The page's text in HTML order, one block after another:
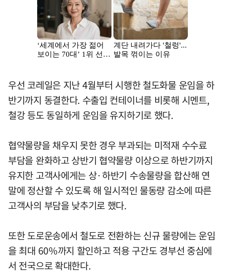
우선 코레일은 지난 4월부터 시행한 철도화물 운임을 하
반기까지 동결한다. 수출입 컨테이너를 비롯해 시멘트,
철강 등도 동일하게 운임을 유지하기로 했다.
협약물량을 채우지 못한 경우 부과되는 미적재 수수료
부담을 완화하고 상반기 협약물량 이상으로 하반기까지
유지한 고객사에게는 상·하반기 수송물량을 합산해 연
말에 정산할 수 있도록 해 일시적인 물동량 감소에 따른
고객사의 부담을 낮추기로 했다.
또한 도로운송에서 철도로 전환하는 신규 물량에는 운임
을 최대 60%까지 할인하고 적용 구간도 경부선 중심에
서 전국으로 확대한다.